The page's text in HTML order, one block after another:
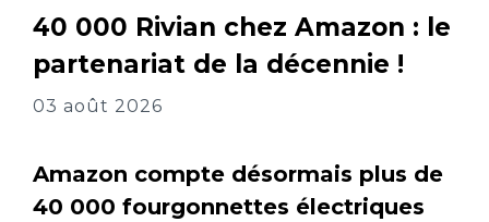
40 000 Rivian chez Amazon : le
partenariat de la décennie !
03 août 2026
Amazon compte désormais plus de
40 000 fourgonnettes électriques